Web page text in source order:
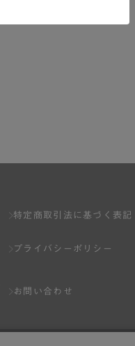
特定商取引法に基づく表記
プライバシーポリシー
お問い合わせ